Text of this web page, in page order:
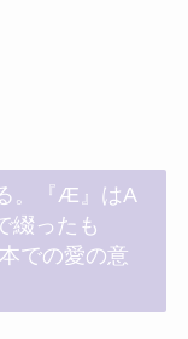
。『Æ』はA
綴ったも
での愛の意